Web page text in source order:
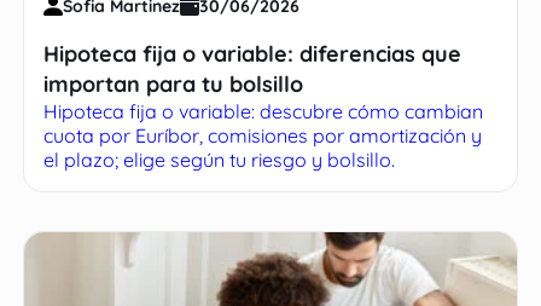
Sofia Martinez 30/06/2026
Hipoteca fija o variable: diferencias que
importan para tu bolsillo
Hipoteca fija o variable: descubre cómo cambian
cuota por Euríbor, comisiones por amortización y
el plazo; elige según tu riesgo y bolsillo.